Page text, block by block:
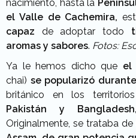
nacimiento, hasta la
el Valle de Cachemira,
capaz de adoptar todo
aromas y sabores. Fotos:
Ya le hemos dicho que el
chai) se popularizó
británico en los
Pakistán y
Originalmente, se trataba